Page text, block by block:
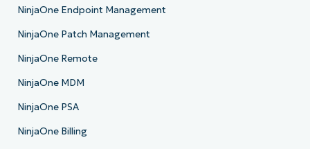
NinjaOne Endpoint Management
NinjaOne Patch Management
NinjaOne Remote
NinjaOne MDM
NinjaOne PSA
NinjaOne Billing